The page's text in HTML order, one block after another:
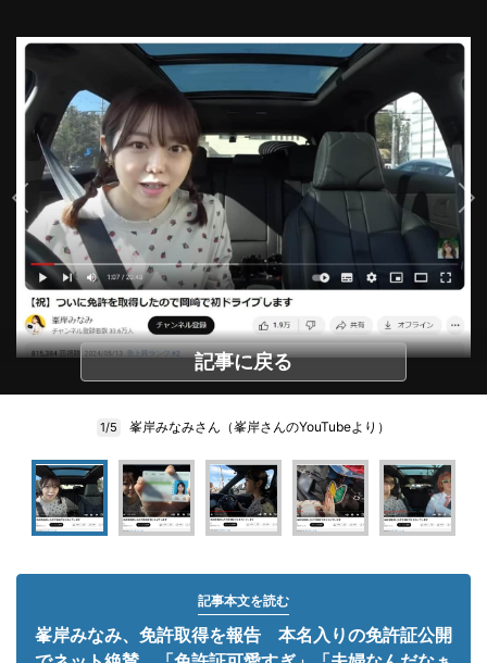
記事に戻る
1/5 峯岸みなみさん（峯岸さんのYouTubeより）
記事本文を読む
峯岸みなみ、免許取得を報告 本名入りの免許証公開